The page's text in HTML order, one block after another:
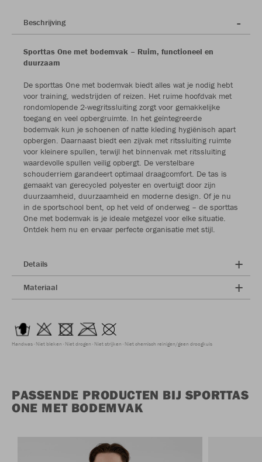
Beschrijving
Sporttas One met bodemvak – Ruim, functioneel en
duurzaam
De sporttas One met bodemvak biedt alles wat je nodig hebt
voor training, wedstrijden of reizen. Het ruime hoofdvak met
rondomlopende 2-wegritssluiting zorgt voor gemakkelijke
toegang en veel opbergruimte. In het geïntegreerde
bodemvak kun je schoenen of natte kleding hygiënisch apart
opbergen. Daarnaast biedt een zijvak met ritssluiting ruimte
voor kleinere spullen, terwijl het binnenvak met ritssluiting
waardevolle spullen veilig opbergt. De verstelbare
schouderriem garandeert optimaal draagcomfort. De tas is
gemaakt van gerecycled polyester en overtuigt door zijn
duurzaamheid, duurzaamheid en moderne design. Of je nu
in de sportschool bent, op het veld of onderweg – de sporttas
One met bodemvak is je ideale metgezel voor elke situatie.
Ontdek hem nu en ervaar perfecte organisatie met stijl.
Details
Materiaal
Handwas Niet bleken Niet drogen Niet strijken Niet chemisch reinigen/geen droogkuis
PASSENDE PRODUCTEN BIJ SPORTTAS
ONE MET BODEMVAK